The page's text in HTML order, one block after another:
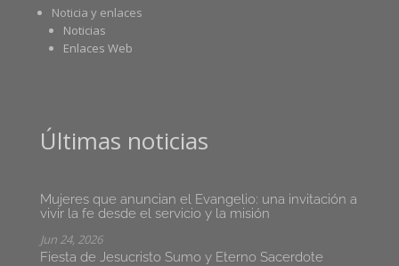
Noticia y enlaces
Noticias
Enlaces Web
Últimas noticias
Mujeres que anuncian el Evangelio: una invitación a
vivir la fe desde el servicio y la misión
Jun 24, 2026
Fiesta de Jesucristo Sumo y Eterno Sacerdote